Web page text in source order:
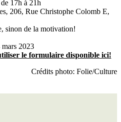
17h à 21h
206, Rue Christophe Colomb E,
sinon de la motivation!
mars 2023
le formulaire disponible ici!
Crédits photo: Folie/Culture